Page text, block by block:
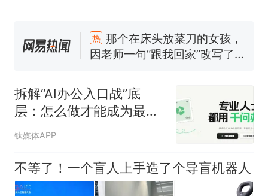
人生
新 制裁瓜子饺子，美国怕什
么？
号，仅凭视频评出？中国烹饪
协会回应
男子上山采菌偶然发现鸡枞菌
窝，原地守1天等它长大：挖了
美国渔民钓获鲨鱼徒手将其拽
来源：参考消息）
笔试第一被第二名传话劝弃考
官方通报
拆解“AI办公入口战”底
层：怎么做才能成为最终
赢家？
钛媒体APP
不等了！一个盲人上手造了个导盲机器人